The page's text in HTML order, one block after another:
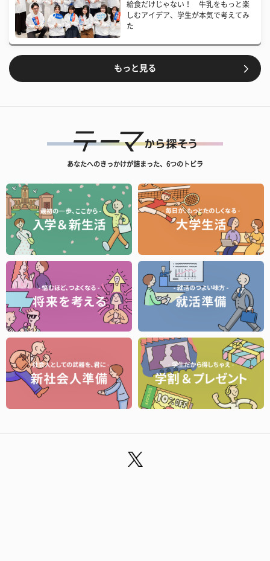
給食だけじゃない！ 牛乳をもっと楽
しむアイデア、学生が本気で考えてみ
た
もっと見る
あなたへのきっかけが詰まった、6つのトビラ